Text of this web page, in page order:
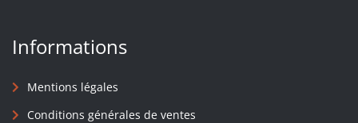
Informations
Mentions légales
Conditions générales de ventes